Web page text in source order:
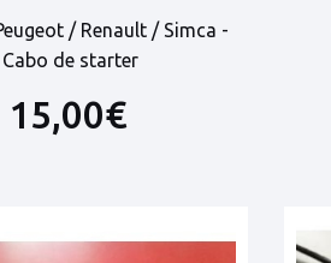
/ Renault / Simca -
Cabo de starter
15,00€